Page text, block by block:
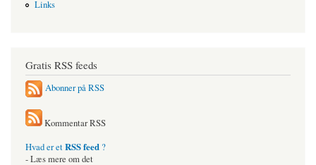
Links
Gratis RSS feeds
Abonner på RSS
Kommentar RSS
Hvad er etRSS feed ?
- Læs mere om det